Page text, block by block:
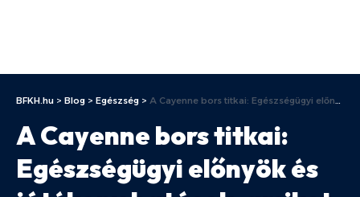
BFKH.hu > Blog > Egészség > A Cayenne bors titkai: Egészségügyi előnyök és jótékony hatások, amiket tudnod kell
A Cayenne bors titkai:
Egészségügyi előnyök és